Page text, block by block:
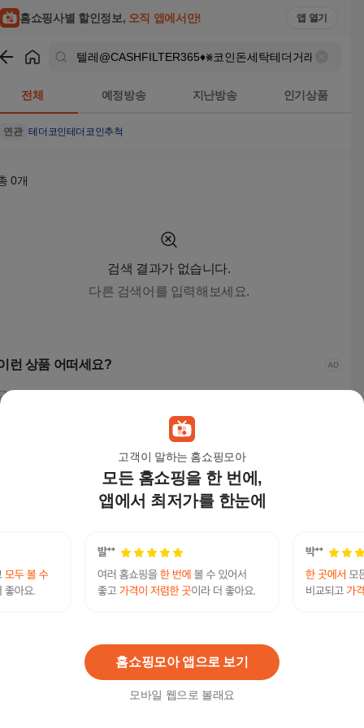
고객이 말하는 홈쇼핑모아
모든 홈쇼핑을 한 번에,
앱에서 최저가를 한눈에
홈쇼핑모아 앱으로 보기
모바일 웹으로 볼래요
홈쇼핑사별 할인정보, 오직 앱에서만! 앱 열기
전체 예정방송 지난방송 인기상품
연관 테더코인테더코인추척
0개
검색 결과가 없습니다.
다른 검색어를 입력해보세요.
런 상품 어떠세요?
피스 오피스룩 결혼
피스
원
원피스 오피스룩 결혼
식 하객 남친 데이트룩
원피스
9,900원
성 빅사이즈치마 데일
리 기본 셔츠 여름 원피
스
11,500
즘
형
로
테더코인추척
텔레@CASHFILTER365♦⨳코인돈세탁테더거래테더코인추척